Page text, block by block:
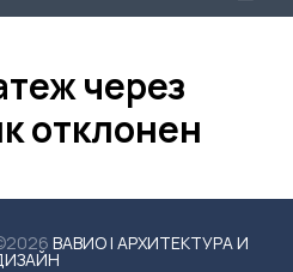
через
отклонен
ВАВИО | АРХИТЕКТУРА И